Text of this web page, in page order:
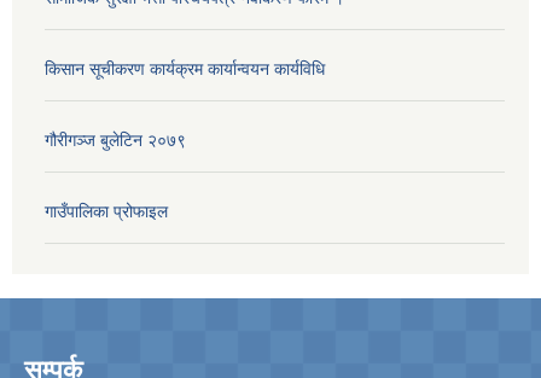
किसान सूचीकरण कार्यक्रम कार्यान्वयन कार्यविधि
गौरीगञ्‍ज बुलेटिन २०७९
गाउँपालिका प्रोफाइल
सम्पर्क